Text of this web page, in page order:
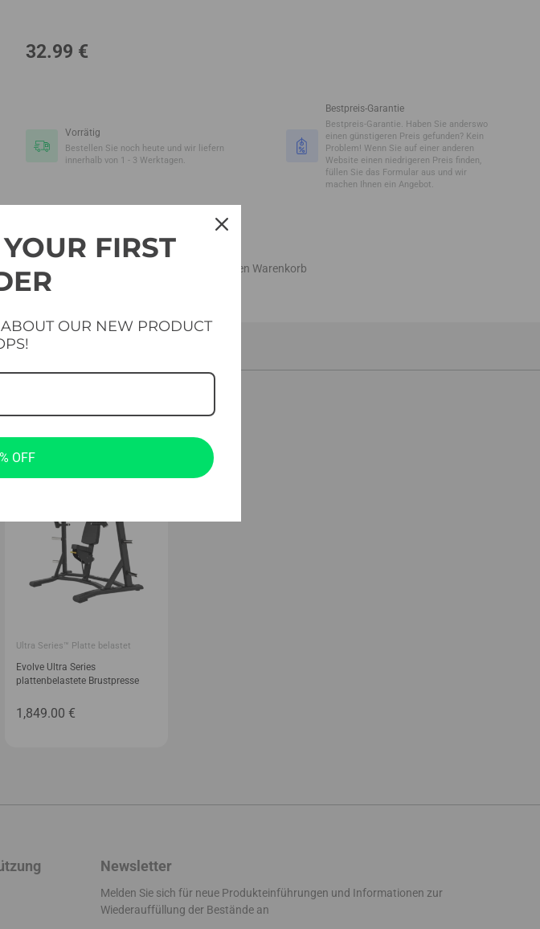
32.99 €
Vorrätig
Bestellen Sie noch heute und wir liefern
innerhalb von 1 - 3 Werktagen.
Bestpreis-Garantie
Bestpreis-Garantie. Haben Sie anderswo
einen günstigeren Preis gefunden? Kein
Problem! Wenn Sie auf einer anderen
Website einen niedrigeren Preis finden,
füllen Sie das Formular aus und wir
machen Ihnen ein Angebot.
In den Warenkorb
Ultra Series™ Platte belastet
Evolve Ultra Series
plattenbelastete Brustpresse
1,849.00 €
Newsletter
Melden Sie sich für neue Produkteinführungen und Informationen zur
Wiederauffüllung der Bestände an
FIRST
OUR NEW PRODUCT
OFF